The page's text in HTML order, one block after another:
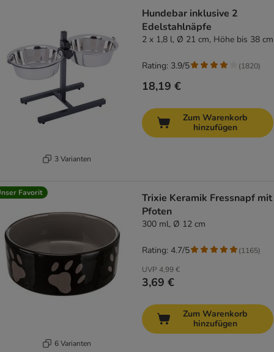
3 Varianten
Hundebar inklusive 2
Edelstahlnäpfe
2 x 1,8 l, Ø 21 cm, Höhe bis 38 cm
18,19 €
Rating: 3.9/5 (1820)
Zum Warenkorb
hinzufügen
Favorit
6 Varianten
Trixie Keramik Fressnapf mit
Pfoten
300 ml, Ø 12 cm
UVP 4,99 €
3,69 €
Rating: 4.7/5 (1165)
Zum Warenkorb
hinzufügen